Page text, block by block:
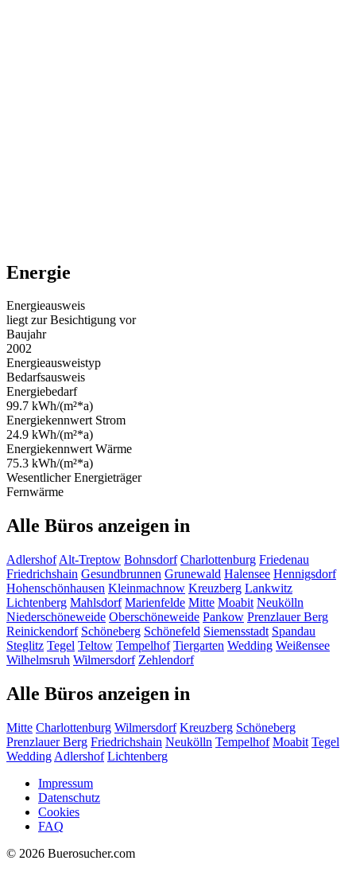
Energie
Energieausweis
liegt zur Besichtigung vor
Baujahr
2002
Energieausweistyp
Bedarfsausweis
Energiebedarf
99.7 kWh/(m²*a)
Energiekennwert Strom
24.9 kWh/(m²*a)
Energiekennwert Wärme
75.3 kWh/(m²*a)
Wesentlicher Energieträger
Fernwärme
Alle Büros anzeigen in
Adlershof Alt-Treptow Bohnsdorf Charlottenburg Friedenau
Friedrichshain Gesundbrunnen Grunewald Halensee Hennigsdorf
Hohenschönhausen Kleinmachnow Kreuzberg Lankwitz
Lichtenberg Mahlsdorf Marienfelde Mitte Moabit Neukölln
Niederschöneweide Oberschöneweide Pankow Prenzlauer Berg
Reinickendorf Schöneberg Schönefeld Siemensstadt Spandau
Steglitz Tegel Teltow Tempelhof Tiergarten Wedding Weißensee
Wilhelmsruh Wilmersdorf Zehlendorf
Alle Büros anzeigen in
Mitte Charlottenburg Wilmersdorf Kreuzberg Schöneberg
Prenzlauer Berg Friedrichshain Neukölln Tempelhof Moabit Tegel
Wedding Adlershof Lichtenberg
Impressum
Datenschutz
Cookies
FAQ
© 2026 Buerosucher.com